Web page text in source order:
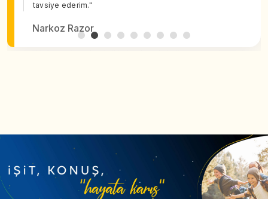
tavsiye ederim."
Narkoz Razor